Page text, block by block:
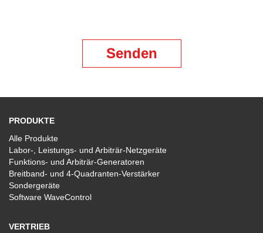
PRODUKTE
Alle Produkte
Labor-, Leistungs- und Arbiträr-Netzgeräte
Funktions- und Arbiträr-Generatoren
Breitband- und 4-Quadranten-Verstärker
Sondergeräte
Software WaveControl
VERTRIEB